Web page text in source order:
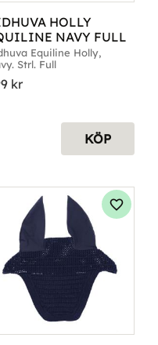
HOLLY
NAVY FULL
Equiline Holly,
Strl. Full
kr
KÖP
favoriter Lägg